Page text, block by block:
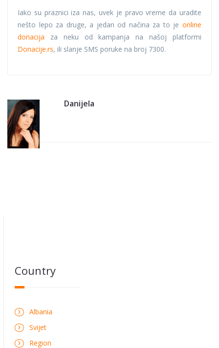
Iako su praznici iza nas, uvek je pravo vreme da uradite
nešto lepo za druge, a jedan od načina za to je online
donacija za neku od kampanja na našoj platformi
Donacije.rs, ili slanje SMS poruke na broj 7300.
Danijela
Country
Albania
Svijet
Region